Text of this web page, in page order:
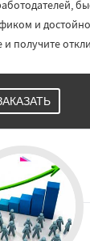
и
и получите